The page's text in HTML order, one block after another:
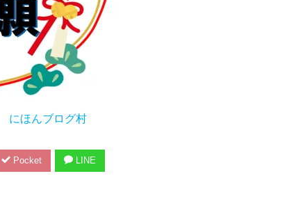
にほんブログ村
Pocket LINE